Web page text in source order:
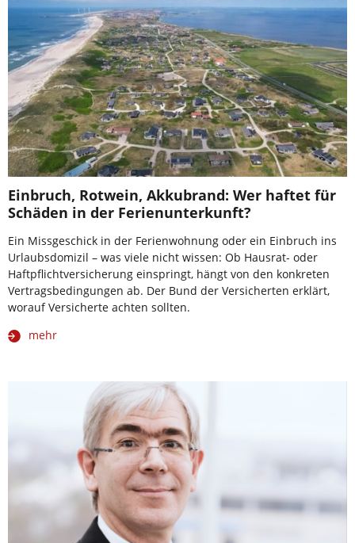
Einbruch, Rotwein, Akkubrand: Wer haftet für
Schäden in der Ferienunterkunft?
Ein Missgeschick in der Ferienwohnung oder ein Einbruch ins
Urlaubsdomizil – was viele nicht wissen: Ob Hausrat- oder
Haftpflichtversicherung einspringt, hängt von den konkreten
Vertragsbedingungen ab. Der Bund der Versicherten erklärt,
worauf Versicherte achten sollten.
mehr